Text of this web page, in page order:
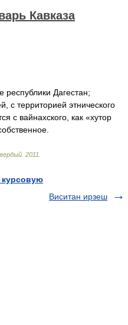
Кавказа
республики Дагестан;
с территорией этнического
с вайнахского, как «хутор
2011
Виситан ирзеш